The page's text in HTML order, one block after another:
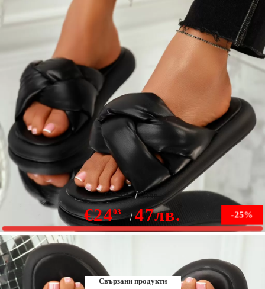
Дамски чехли Florianne Черен #10611
-25%
€2403 47лв.
€32.04 63лв.
Свързани продукти